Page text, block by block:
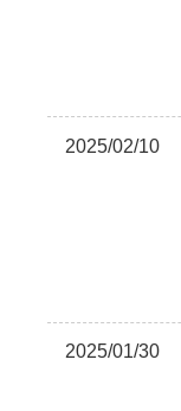
2025/02/10
2025/01/30